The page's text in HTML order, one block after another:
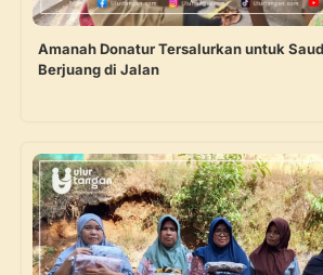
Amanah Donatur Tersalurkan untuk
Berjuang di Jalan